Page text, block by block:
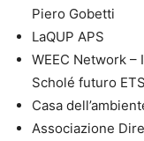
Piero Gobetti
LaQUP APS
WEEC Network –
Scholé futuro ETS
Casa
Associazione